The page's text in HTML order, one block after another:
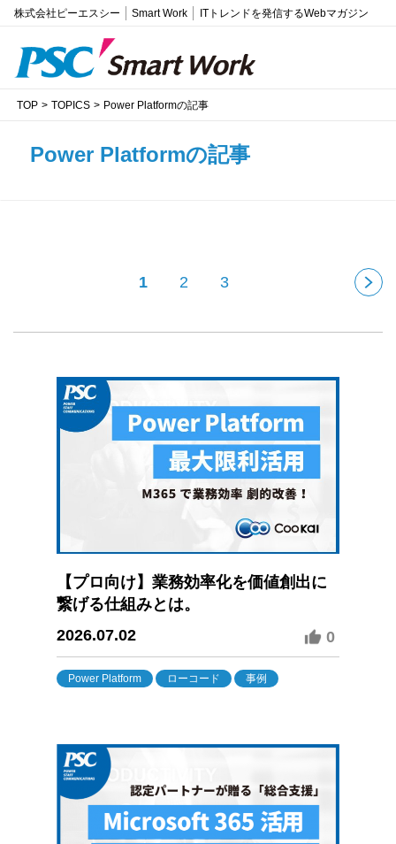
株式会社ピーエスシー Smart Work ITトレンドを発信するWebマガジン
TOP TOPICS Power Platformの記事
Power Platformの記事
1 2 3
【プロ向け】業務効率化を価値創出に
繋げる仕組みとは。
2026.07.02
0
Power Platform ローコード 事例